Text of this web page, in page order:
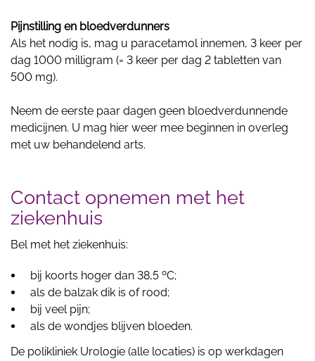
Pijnstilling en bloedverdunners
Als het nodig is, mag u paracetamol innemen, 3 keer per
dag 1000 milligram (= 3 keer per dag 2 tabletten van
500 mg).
Neem de eerste paar dagen geen bloedverdunnende
medicijnen. U mag hier weer mee beginnen in overleg
met uw behandelend arts.
Contact opnemen met het
ziekenhuis
Bel met het ziekenhuis:
bij koorts hoger dan 38,5 ºC;
als de balzak dik is of rood;
bij veel pijn;
als de wondjes blijven bloeden.
De polikliniek Urologie (alle locaties) is op werkdagen